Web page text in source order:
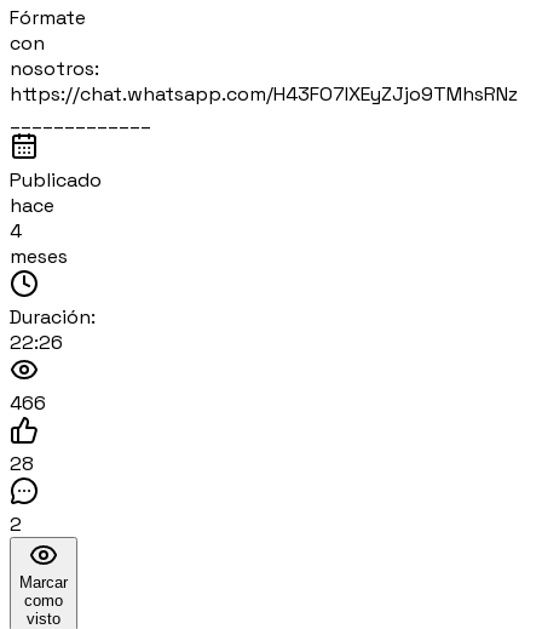
Fórmate
con
nosotros:
https://chat.whatsapp.com/H43FO7IXEyZJjo9TMhsRNz
Publicado
hace
4
meses
Duración:
22:26
466
28
2
Marcar
como
visto